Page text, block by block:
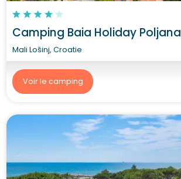
Camping Baia Holiday Poljana
Mali Lošinj, Croatie
Voir le camping